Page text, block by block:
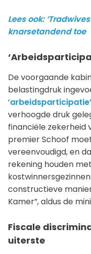
Lees ook:
knarsetandend toe
De voorgaande
belastingdruk
‘arbeidsparticipatie
verhoogde druk
financiële zekerheid
premier Schoof
vereenvoudigd, en
rekening houden
constructieve
Kamer”, aldus de
Fiscale
uiterste